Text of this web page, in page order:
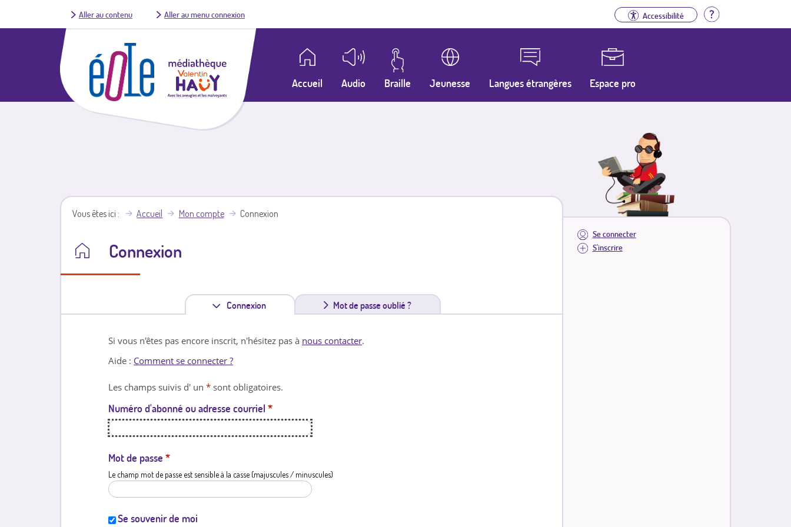
Aller au contenu Aller au menu connexion Accessibilité Aide
Accueil Audio Braille Jeunesse Langues étrangères Espace pro
Se connecter
S'inscrire
Vous êtes ici Accueil Mon compte Connexion
Connexion
Connexion
n
l
e
Mot de passe oublié ?
Si vous n'êtes pas encore inscrit, n'hésitez pas à nous contacter.
Aide : Comment se connecter ?
Les champs suivis d' un * sont obligatoires.
Numéro d'abonné ou adresse courriel *
Mot de passe *
Le champ mot de passe est sensible à la casse (majuscules / minuscules)
Se souvenir de moi